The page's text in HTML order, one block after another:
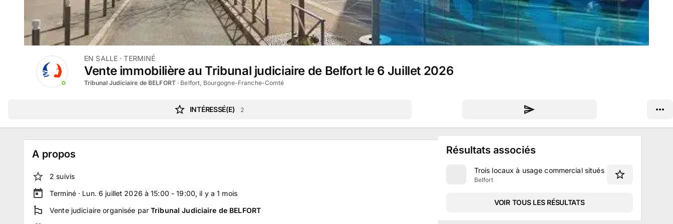
EN SALLE · TERMINÉ
Vente immobilière au Tribunal judiciaire de Belfort le 6 Juillet 2026
Tribunal Judiciaire de BELFORT· Belfort, Bourgogne-Franche-Comté
INTÉRESSÉ(E) 2
A propos
2 suivis
Terminé · Lun. 6 juillet 2026 à 15:00 - 19:00, il y a1 mois
Vente judiciaire organisée parTribunal Judiciaire de BELFORT
Résultats associés
Trois locaux à usage commercial situés rue de l'As de
Belfort
VOIR TOUS LES RÉSULTATS